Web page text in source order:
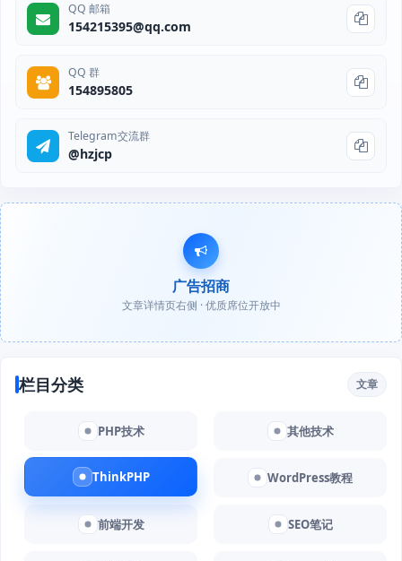
QQ 邮箱
154215395@qq.com
QQ 群
154895805
Telegram交流群
@hzjcp
广告招商
文章详情页右侧 · 优质席位开放中
栏目分类 文章
PHP技术 其他技术
ThinkPHP WordPress教程
前端开发 SEO笔记